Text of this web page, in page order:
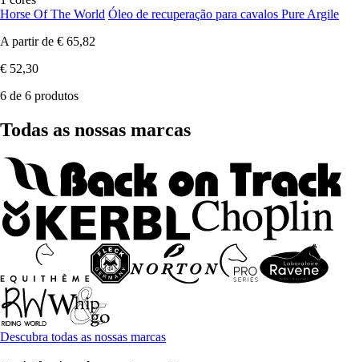
Horse Of The World Óleo de recuperação para cavalos Pure Argile
A partir de € 65,82
€ 52,30
6 de 6 produtos
Todas as nossas marcas
Descubra todas as nossas marcas